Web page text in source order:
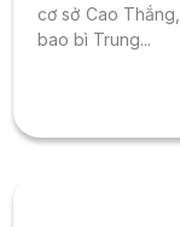
cơ sở Cao
bao bì Trung...